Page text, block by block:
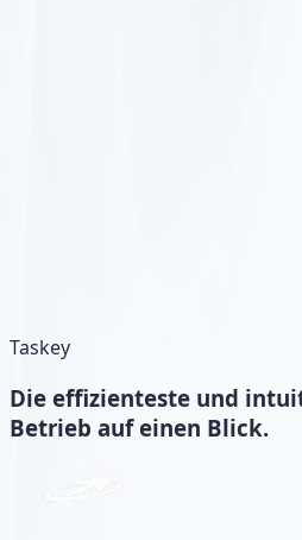
Taskey
Die effizienteste und
Betrieb auf einen Blick.